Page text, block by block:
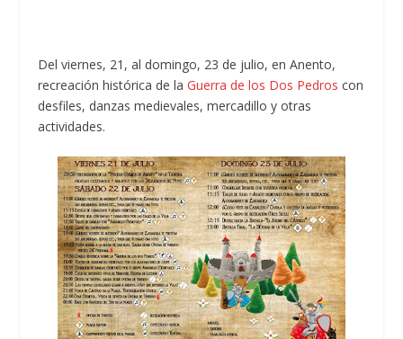
Del viernes, 21, al domingo, 23 de julio, en Anento,
recreación histórica de laGuerra de los Dos Pedros con
desfiles, danzas medievales, mercadillo y otras
actividades.